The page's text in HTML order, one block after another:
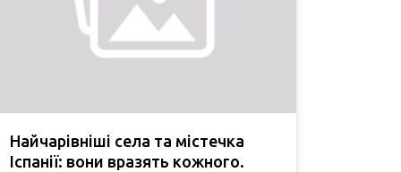
Найчарівніші села та містечка
Іспанії: вони вразять кожного.